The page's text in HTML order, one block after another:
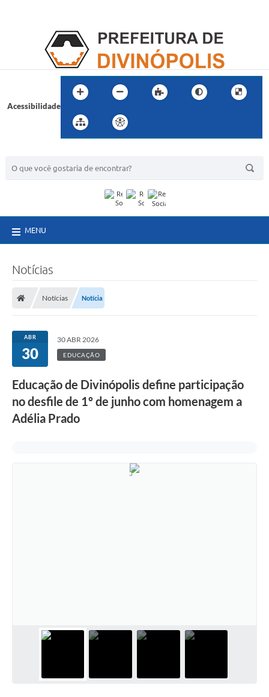
Acessibilidade
MENU
Notícias
Notícias Notícia
ABR
30
30 ABR 2026
EDUCAÇÃO
Educação de Divinópolis define participação
no desfile de 1º de junho com homenagem a
Adélia Prado